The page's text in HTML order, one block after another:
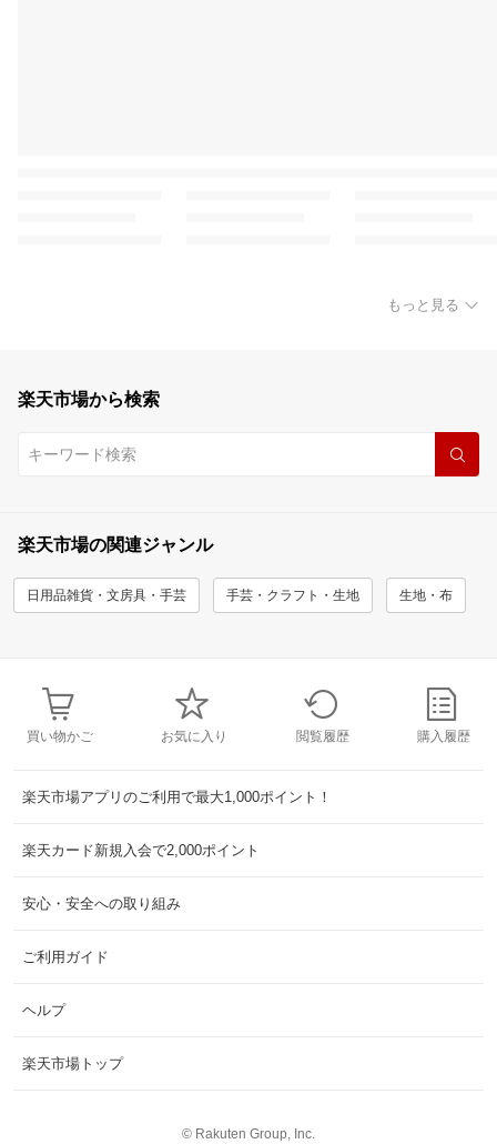
もっと見る
楽天市場から検索
楽天市場の関連ジャンル
日用品雑貨・文房具・手芸 手芸・クラフト・生地 生地・布
買い物かご お気に入り 閲覧履歴 購入履歴
楽天市場アプリのご利用で最大1,000ポイント！
楽天カード新規入会で2,000ポイント
安心・安全への取り組み
ご利用ガイド
ヘルプ
楽天市場トップ
© Rakuten Group, Inc.